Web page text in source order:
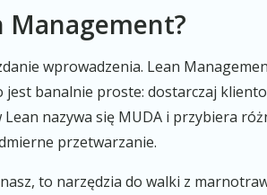
Management?
wprowadzenia. Lean
jest banalnie proste: dostarczaj
nazywa się MUDA i przybiera
przetwarzanie.
to narzędzia do walki z